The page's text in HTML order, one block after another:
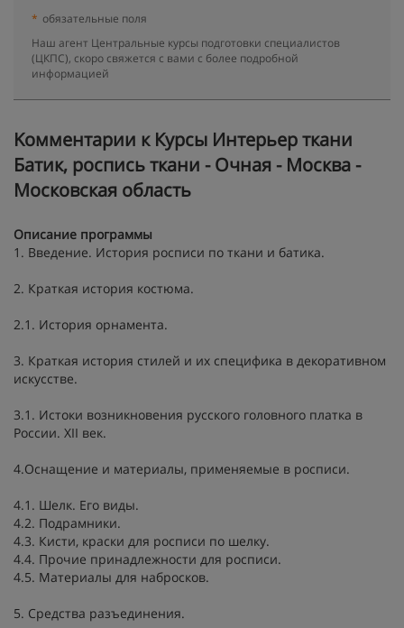
* обязательные поля
Наш агент Центральные курсы подготовки специалистов
(ЦКПС), скоро свяжется с вами с более подробной
информацией
Kомментарии к Курсы Интерьер ткани
Батик, роспись ткани - Очная - Москва -
Московская область
Описание программы
1. Введение. История росписи по ткани и батика.
2. Краткая история костюма.
2.1. История орнамента.
3. Краткая история стилей и их специфика в декоративном
искусстве.
3.1. Истоки возникновения русского головного платка в
России. XII век.
4.Оснащение и материалы, применяемые в росписи.
4.1. Шелк. Его виды.
4.2. Подрамники.
4.3. Кисти, краски для росписи по шелку.
4.4. Прочие принадлежности для росписи.
4.5. Материалы для набросков.
5. Средства разъединения.